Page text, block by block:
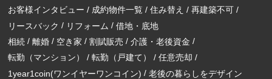
お客様インタビュー
成約物件一覧 住み替え
再建築不可
リースバック
リフォーム
借地・底地
相続
離婚 空き家 割賦販売
介護・老後資金
転勤（マンション）
転勤（戸建て）
任意売却
1year1coin(ワンイヤーワンコイン)
老後の暮らしをデザイン